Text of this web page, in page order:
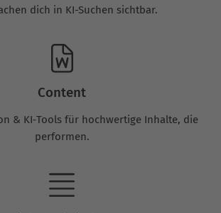
dich in KI-Suchen sichtbar.
Content
& KI‑Tools für hochwertige Inhalte, die
performen.